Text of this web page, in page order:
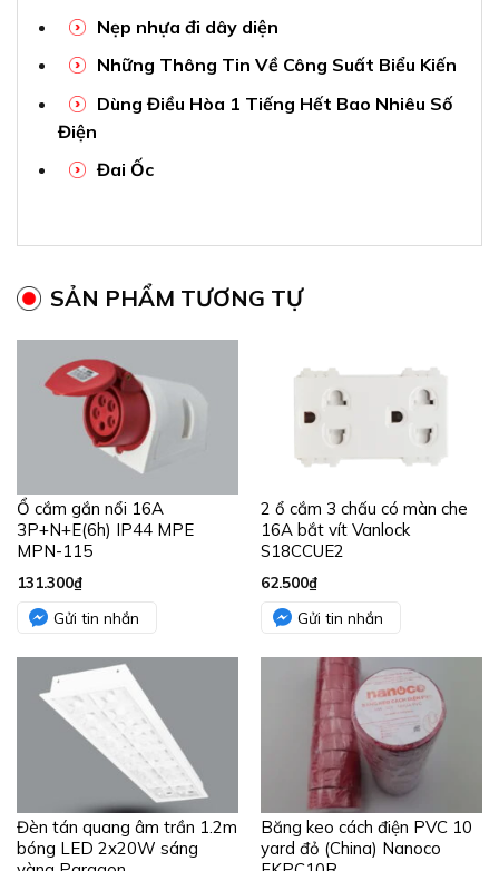
Nẹp nhựa đi dây diện
Những Thông Tin Về Công Suất Biểu Kiến
Dùng Điều Hòa 1 Tiếng Hết Bao Nhiêu Số
Điện
Đai Ốc
SẢN PHẨM TƯƠNG TỰ
Ổ cắm gắn nổi 16A
3P+N+E(6h) IP44 MPE
MPN-115
131.300₫
Gửi tin nhắn
2 ổ cắm 3 chấu có màn che
16A bắt vít Vanlock
S18CCUE2
62.500₫
Gửi tin nhắn
Đèn tán quang âm trần 1.2m
bóng LED 2x20W sáng
Băng keo cách điện PVC 10
yard đỏ (China) Nanoco